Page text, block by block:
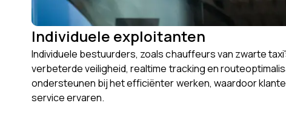
Individuele exploitanten
Individuele bestuurders, zoals chauffeurs van zwarte
verbeterde veiligheid, realtime tracking en
ondersteunen bij het efficiënter werken, waardoor
service ervaren.